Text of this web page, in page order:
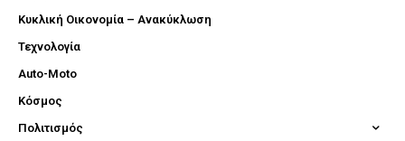
Κυκλική Οικονομία – Ανακύκλωση
Τεχνολογία
Auto-Moto
Κόσμος
Πολιτισμός